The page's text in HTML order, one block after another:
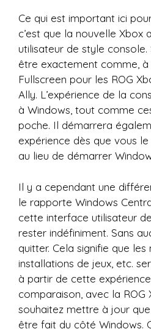
Ce qui est important ici
c’est que la nouvelle Xbox
utilisateur de style
être exactement comme, à
Fullscreen pour les ROG
Ally. L’expérience de la
à Windows, tout comme
poche. Il démarrera
expérience dès que vous
au lieu de démarrer
Il y a cependant une
le rapporte Windows
cette interface utilisateur
rester indéfiniment. Sans
quitter. Cela signifie que les
installations de jeux, etc.
à partir de cette
comparaison, avec la ROG
souhaitez mettre à jour
être fait du côté Windows.